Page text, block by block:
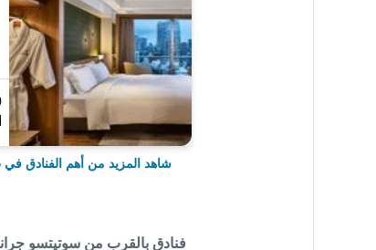
شاهد المزيد من أهم الفنادق في
فنادق بالقرب من سوتيتسو